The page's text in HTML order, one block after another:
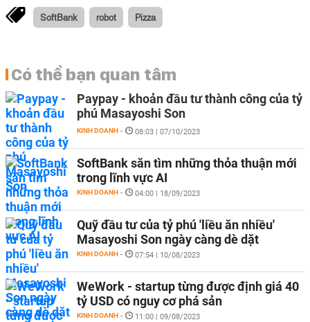
SoftBank robot Pizza
Có thể bạn quan tâm
Paypay - khoản đầu tư thành công của tỷ
phú Masayoshi Son
KINH DOANH - 08:03 | 07/10/2023
SoftBank săn tìm những thỏa thuận mới
trong lĩnh vực AI
KINH DOANH - 04:00 | 18/09/2023
Quỹ đầu tư của tỷ phú 'liều ăn nhiều'
Masayoshi Son ngày càng dè dặt
KINH DOANH - 07:54 | 10/08/2023
WeWork - startup từng được định giá 40
tỷ USD có nguy cơ phá sản
KINH DOANH - 11:00 | 09/08/2023